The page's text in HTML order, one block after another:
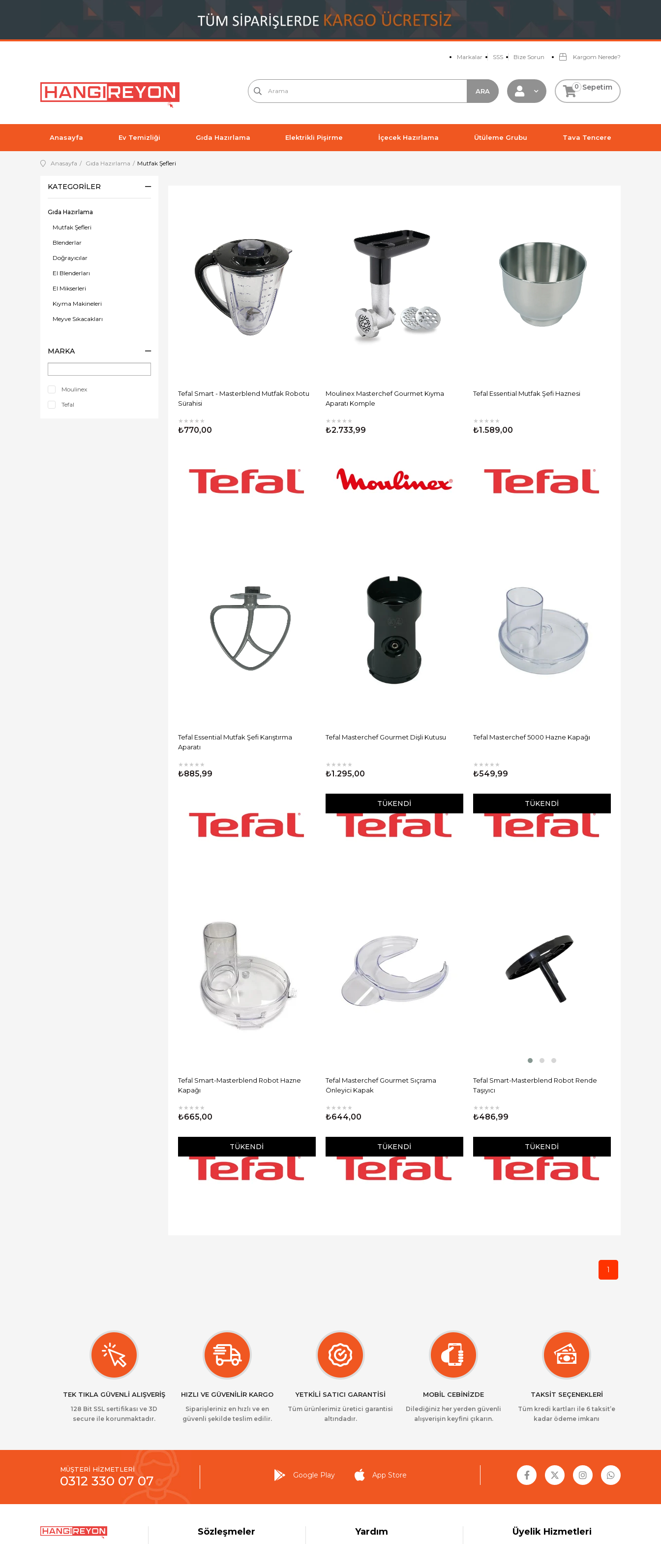
Markalar SSS Bize Sorun Kargom Nerede?
Sepetim
0
Anasayfa Ev Temizliği Gıda Hazırlama Elektrikli Pişirme İçecek Hazırlama Ütüleme Grubu Tava Tencere
Anasayfa Gıda Hazırlama Mutfak Şefleri
KATEGORILER
Gıda Hazırlama
Mutfak Şefleri
Blenderlar
Doğrayıcılar
El Blenderları
El Mikserleri
Kıyma Makineleri
Meyve Sıkacakları
MARKA
Moulinex
Tefal
Tefal Smart - Masterblend Mutfak Robotu
Sürahisi
★ ★ ★ ★ ★
₺770,00
Moulinex Masterchef Gourmet Kıyma
Aparatı Komple
★ ★ ★ ★ ★
₺2.733,99
Tefal Essential Mutfak Şefi Haznesi
★ ★ ★ ★ ★
₺1.589,00
Tefal Essential Mutfak Şefi Karıştırma
Aparatı
★ ★ ★ ★ ★
₺885,99
TÜKENDI
Tefal Masterchef Gourmet Dişli Kutusu
★ ★ ★ ★ ★
₺1.295,00
TÜKENDI
Tefal Masterchef 5000 Hazne Kapağı
★ ★ ★ ★ ★
₺549,99
TÜKENDI
Tefal Smart-Masterblend Robot Hazne
Kapağı
★ ★ ★ ★ ★
₺665,00
TÜKENDI
Tefal Masterchef Gourmet Sıçrama
Önleyici Kapak
★ ★ ★ ★ ★
₺644,00
TÜKENDI
Tefal Smart-Masterblend Robot Rende
Taşıyıcı
★ ★ ★ ★ ★
₺486,99
1
TEK TIKLA GÜVENLİ ALIŞVERİŞ
128 Bit SSL sertifikası ve 3D
secure ile korunmaktadır.
HIZLI VE GÜVENİLİR KARGO
Siparişleriniz en hızlı ve en
güvenli şekilde teslim edilir.
YETKİLİ SATICI GARANTİSİ
Tüm ürünlerimiz üretici garantisi
altındadır.
MOBİL CEBİNİZDE
Dilediğiniz her yerden güvenli
alışverişin keyfini çıkarın.
TAKSİT SEÇENEKLERİ
Tüm kredi kartları ile 6 taksit’e
kadar ödeme imkanı
MÜŞTERİ HİZMETLERİ
0312 330 07 07 Google Play App Store
Sözleşmeler Yardım Üyelik Hizmetleri